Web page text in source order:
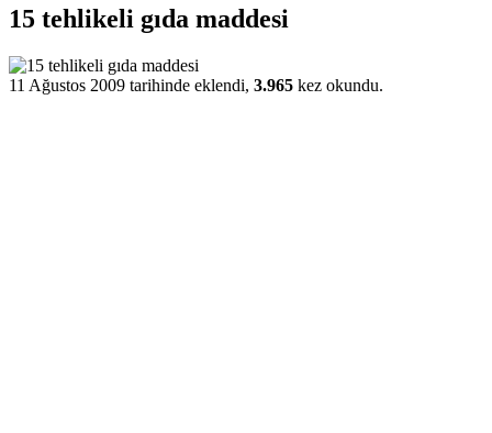
15 tehlikeli gıda maddesi
11 Ağustos 2009 tarihinde eklendi, 3.965 kez okundu.